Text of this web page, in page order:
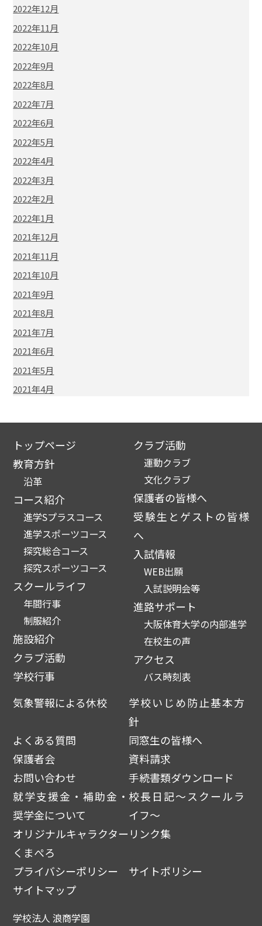
2022年12月
2022年11月
2022年10月
2022年9月
2022年8月
2022年7月
2022年6月
2022年5月
2022年4月
2022年3月
2022年2月
2022年1月
2021年12月
2021年11月
2021年10月
2021年9月
2021年8月
2021年7月
2021年6月
2021年5月
2021年4月
トップページ
教育方針
沿革
コース紹介
進学Sプラスコース
進学スポーツコース
探究総合コース
探究スポーツコース
スクールライフ
年間行事
制服紹介
施設紹介
クラブ活動
学校行事
クラブ活動
運動クラブ
文化クラブ
保護者の皆様へ
受験生とゲストの皆様
へ
入試情報
WEB出願
入試説明会等
進路サポート
大阪体育大学の内部進学
在校生の声
アクセス
バス時刻表
気象警報による休校
学校いじめ防止基本方
針
よくある質問
同窓生の皆様へ
保護者会
資料請求
お問い合わせ
手続書類ダウンロード
就学支援金・補助金・
奨学金について
校長日記～スクールラ
イフ～
オリジナルキャラクター
くまぺろ
リンク集
プライバシーポリシー
サイトポリシー
サイトマップ
学校法人 浪商学園